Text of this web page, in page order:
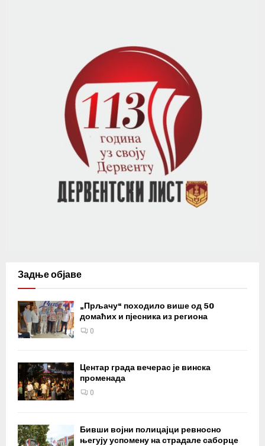
Задње објаве
„Прљачу“ походило више од 50
домаћих и пјесника из региона
0
Центар града вечерас је винска
променада
0
Бивши војни полицајци ревносно
његују успомену на страдале саборце